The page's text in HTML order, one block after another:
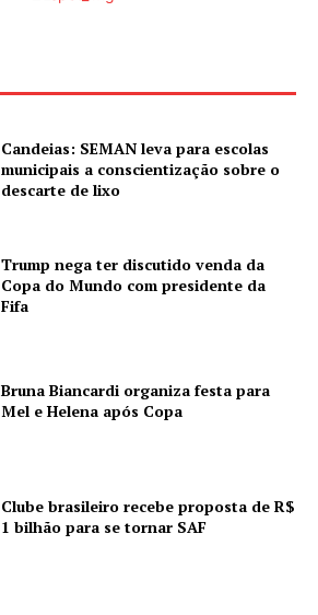
Candeias: SEMAN leva para escolas
municipais a conscientização sobre o
descarte de lixo
Trump nega ter discutido venda da
Copa do Mundo com presidente da
Fifa
Bruna Biancardi organiza festa para
Mel e Helena após Copa
Clube brasileiro recebe proposta de R$
1 bilhão para se tornar SAF